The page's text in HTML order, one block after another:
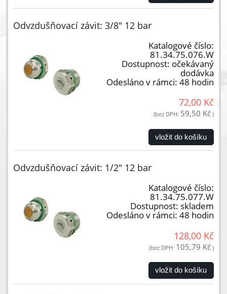
Odvzdušňovací závit: 3/8" 12 bar
Katalogové číslo:
81.34.75.076.W
Dostupnost: očekávaný
dodávka
Odesláno v rámci: 48 hodin
72,00 Kč
(bez DPH: 59,50 Kč )
vložit do košíku
Odvzdušňovací závit: 1/2" 12 bar
Katalogové číslo:
81.34.75.077.W
Dostupnost: skladem
Odesláno v rámci: 48 hodin
128,00 Kč
(bez DPH: 105,79 Kč )
vložit do košíku